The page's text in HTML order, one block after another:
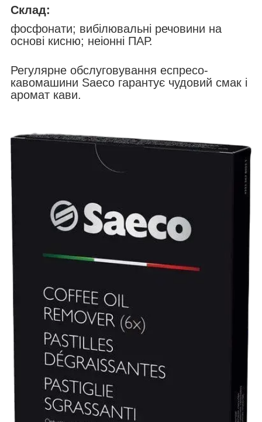
Склад:
фосфонати; вибілювальні речовини на
основі кисню; неіонні ПАР.
Регулярне обслуговування еспресо-
кавомашини Saeco гарантує чудовий смак і
аромат кави.